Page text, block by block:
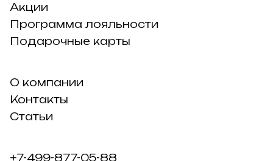
Акции
Программа лояльности
Подарочные карты
О компании
Контакты
Статьи
+7-499-877-05-88